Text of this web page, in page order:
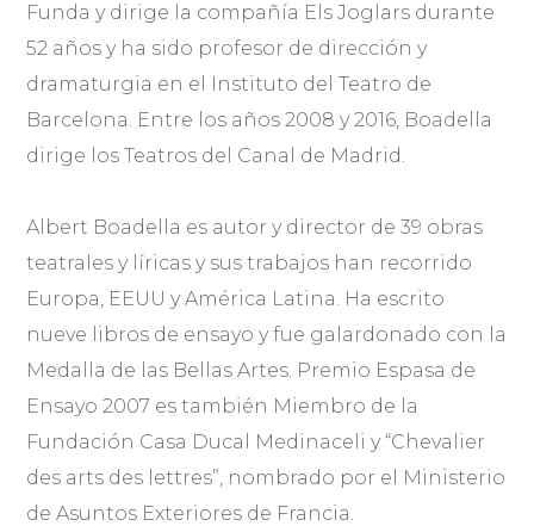
Funda y dirige la compañía Els Joglars durante
52 años y ha sido profesor de dirección y
dramaturgia en el Instituto del Teatro de
Barcelona. Entre los años 2008 y 2016, Boadella
dirige los Teatros del Canal de Madrid.
Albert Boadella es autor y director de 39 obras
teatrales y líricas y sus trabajos han recorrido
Europa, EEUU y América Latina. Ha escrito
nueve libros de ensayo y fue galardonado con la
Medalla de las Bellas Artes. Premio Espasa de
Ensayo 2007 es también Miembro de la
Fundación Casa Ducal Medinaceli y “Chevalier
des arts des lettres”, nombrado por el Ministerio
de Asuntos Exteriores de Francia.